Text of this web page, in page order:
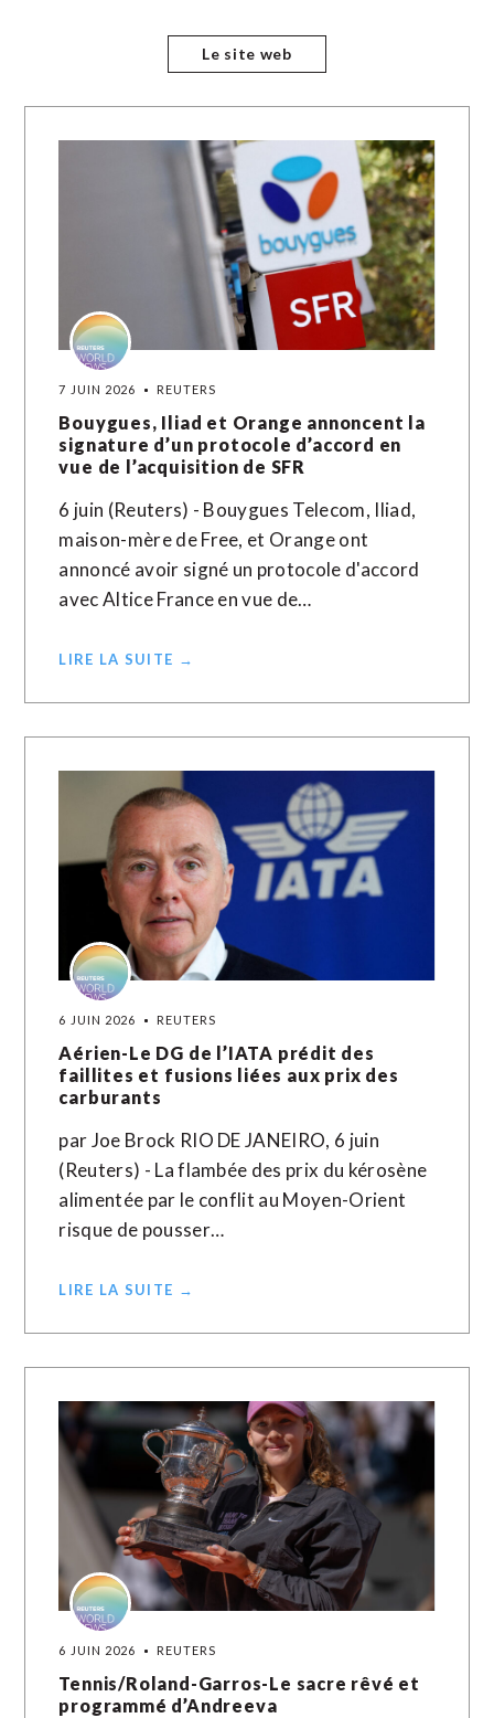
Le site web
7 JUIN 2026 REUTERS
Bouygues, Iliad et Orange annoncent la
signature d’un protocole d’accord en
vue de l’acquisition de SFR
6 juin (Reuters) - Bouygues Telecom, Iliad,
maison-mère de Free, et Orange ont
annoncé avoir signé un protocole d'accord
avec Altice France en vue ​de…
LIRE LA SUITE →
6 JUIN 2026 REUTERS
Aérien-Le DG de l’IATA prédit des
faillites et fusions liées aux prix des
carburants
par Joe Brock RIO DE JANEIRO, 6 juin
(Reuters) - La flambée des prix du kérosène
alimentée par le conflit au Moyen-Orient
risque de pousser…
LIRE LA SUITE →
6 JUIN 2026 REUTERS
Tennis/Roland-Garros-Le sacre rêvé et
programmé d’Andreeva